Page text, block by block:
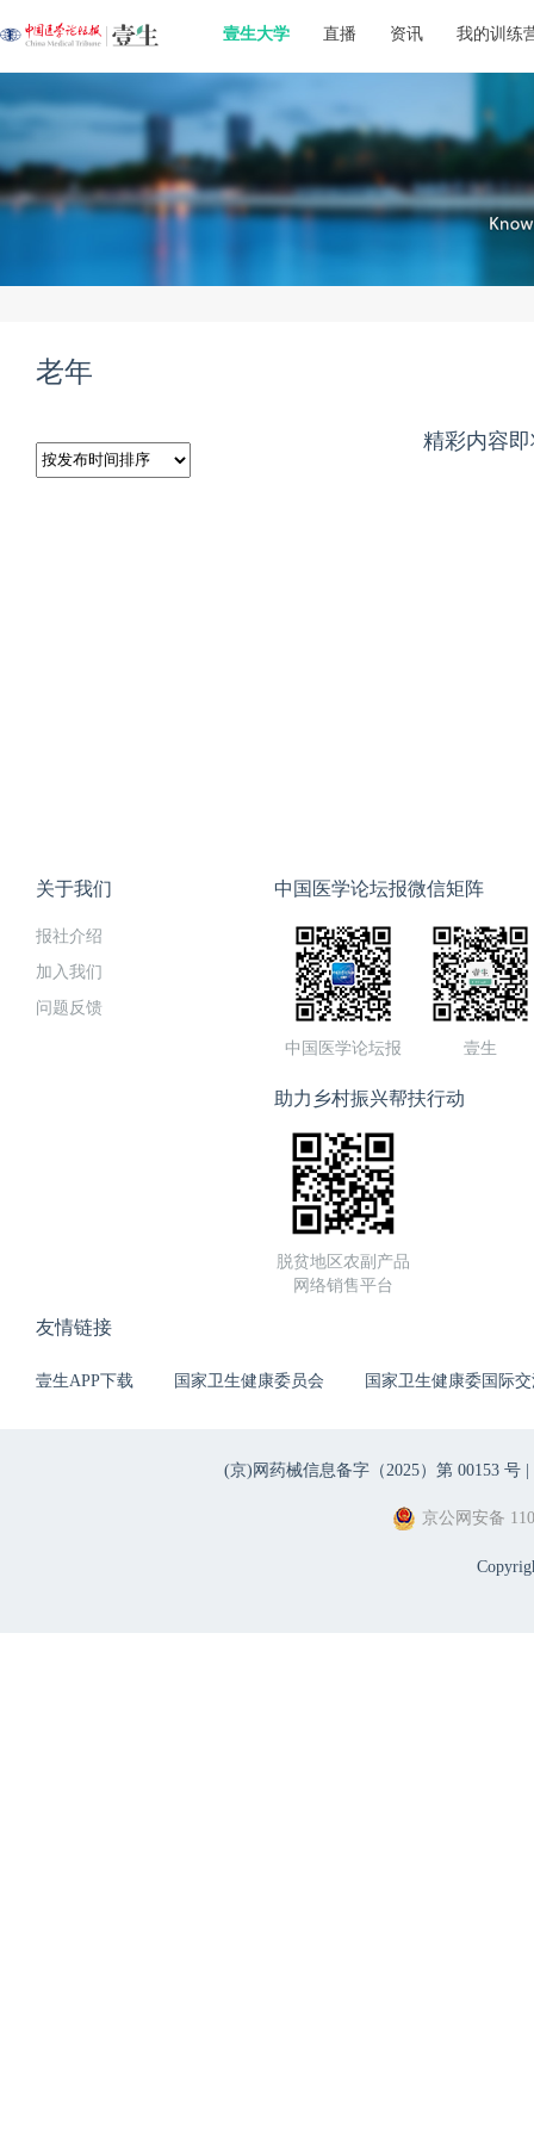
壹生大学 直播 资讯 我的训练
老年
精彩内容
关于我们
报社介绍
加入我们
问题反馈
中国医学论坛报微信矩阵
中国医学论坛报 壹生
助力乡村振兴帮扶行动
脱贫地区农副产品
网络销售平台
友情链接
壹生APP下载 国家卫生健康委员会 国家卫生健康委国际
(京)网药械信息备字（2025）第 00153 号 |
京公网安备